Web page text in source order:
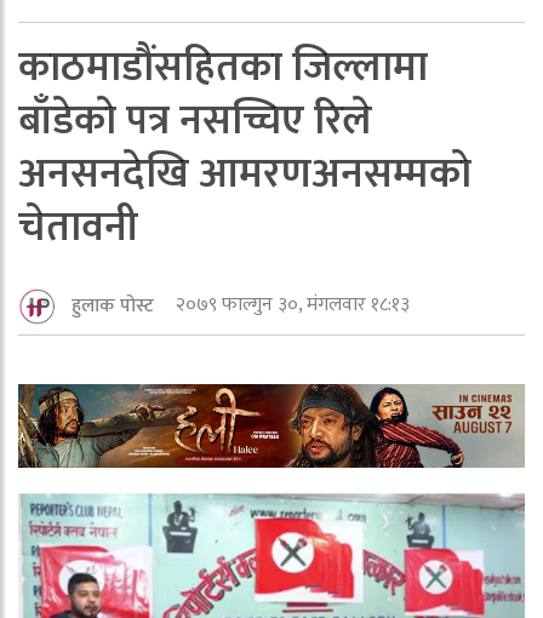
काठमाडौंसहितका जिल्लामा
बाँडेकाे पत्र नसच्चिए रिले
अनसनदेखि आमरणअनसम्मकाे
चेतावनी
हुलाक पोस्ट २०७९ फाल्गुन ३०, मंगलवार १८:१३